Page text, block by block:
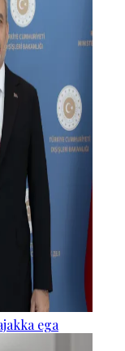
ega